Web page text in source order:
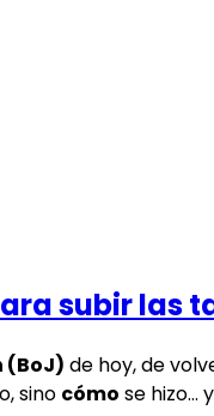
subir las
(BoJ) de hoy, de
sino cómo se hizo…